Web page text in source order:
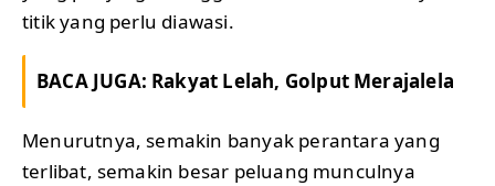
titik yang perlu diawasi.
BACA JUGA: Rakyat Lelah, Golput Merajalela
Menurutnya, semakin banyak perantara yang
terlibat, semakin besar peluang munculnya